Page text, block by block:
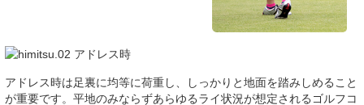
アドレス時は足裏に均等に荷重し、しっかりと地面を踏みしめること
が重要です。平地のみならずあらゆるライ状況が想定されるゴルフコ